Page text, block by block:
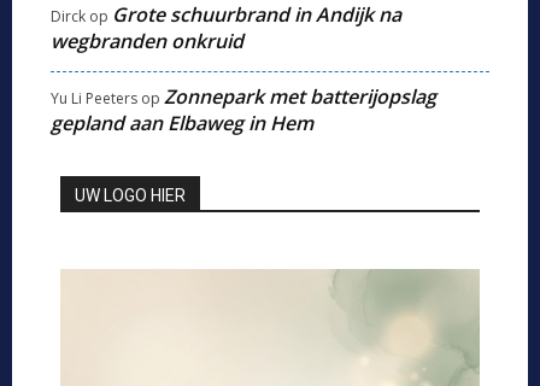
Dirck op Grote schuurbrand in Andijk na
wegbranden onkruid
Yu Li Peeters op Zonnepark met batterijopslag
gepland aan Elbaweg in Hem
UW LOGO HIER